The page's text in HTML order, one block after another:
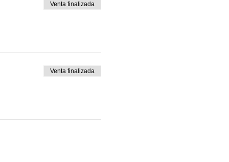
Venta finalizada
Venta finalizada